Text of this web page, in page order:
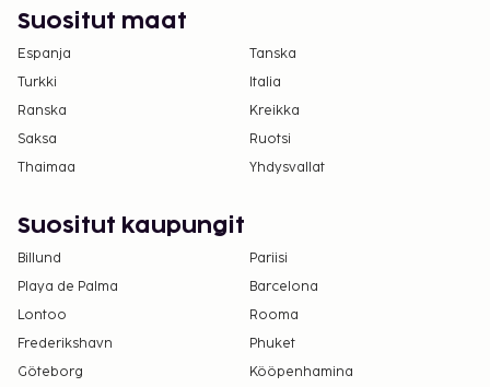
Suositut maat
Espanja
Tanska
Turkki
Italia
Ranska
Kreikka
Saksa
Ruotsi
Thaimaa
Yhdysvallat
Suositut kaupungit
Billund
Pariisi
Playa de Palma
Barcelona
Lontoo
Rooma
Frederikshavn
Phuket
Göteborg
Kööpenhamina